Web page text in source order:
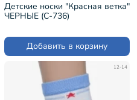
Детские носки "Красная ветка"
ЧЕРНЫЕ (С-736)
Добавить в корзину
12-14